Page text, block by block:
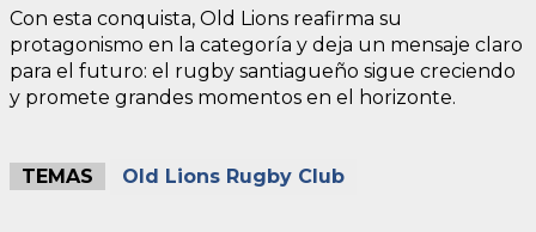
Con esta conquista, Old Lions reafirma su
protagonismo en la categoría y deja un mensaje claro
para el futuro: el rugby santiagueño sigue creciendo
y promete grandes momentos en el horizonte.
TEMAS Old Lions Rugby Club